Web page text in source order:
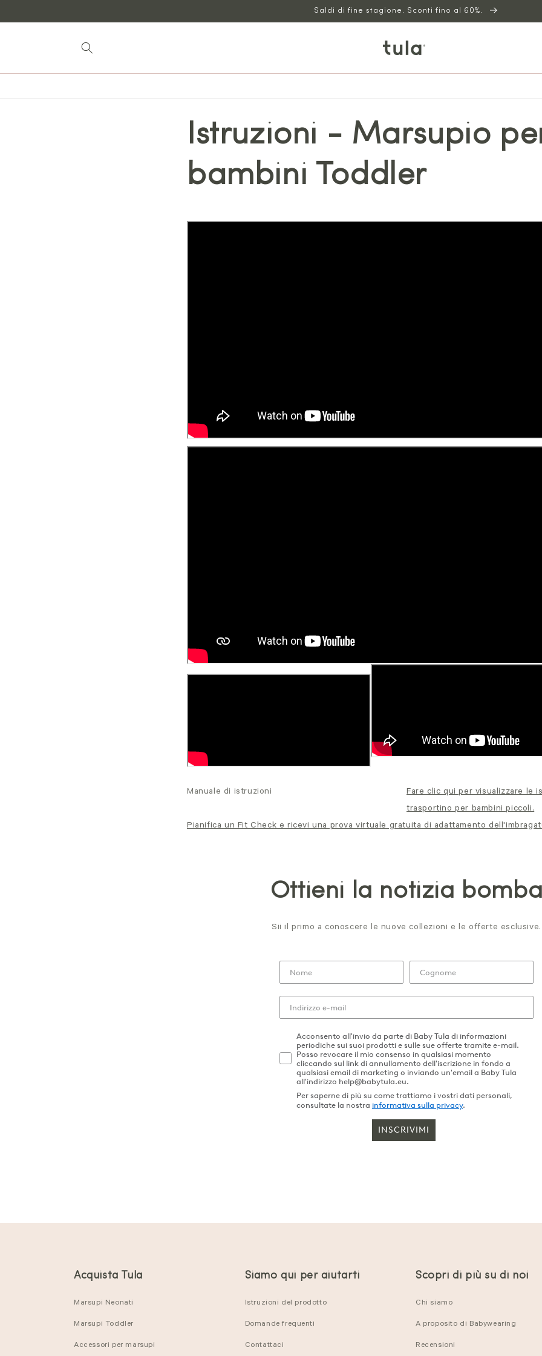
contenuto
Saldi di fine stagione. Sconti fino al 60%.
Istruzioni - Marsupio
bambini Toddler
Manuale di istruzioni
Fare clic qui per visualizzare le
trasportino per bambini piccoli.
Pianifica un Fit Check e ricevi una prova virtuale gratuita di adattamento
Ottieni la notizia bomba
Sii il primo a conoscere le nuove collezioni e le offerte esclusive.
Acconsento all'invio da parte di Baby Tula di informazioni
periodiche sui suoi prodotti e sulle sue offerte tramite e-mail.
Posso revocare il mio consenso in qualsiasi momento
cliccando sul link di annullamento dell'iscrizione in fondo a
qualsiasi email di marketing o inviando un'email a Baby Tula
all'indirizzo help@babytula.eu.
Per saperne di più su come trattiamo i vostri dati personali,
consultate la nostra informativa sulla privacy.
INSCRIVIMI
Acquista Tula
Marsupi Neonati
Marsupi Toddler
Accessori per marsupi
Siamo qui per aiutarti
Istruzioni del prodotto
Domande frequenti
Contattaci
Scopri di più su di noi
Chi siamo
A proposito di Babywearing
Recensioni